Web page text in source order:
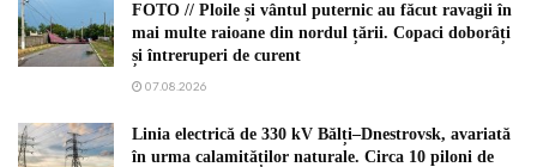
FOTO // Ploile și vântul puternic au făcut ravagii în
mai multe raioane din nordul țării. Copaci doborâți
și întreruperi de curent
07.08.2026
Linia electrică de 330 kV Bălți–Dnestrovsk, avariată
în urma calamităților naturale. Circa 10 piloni de